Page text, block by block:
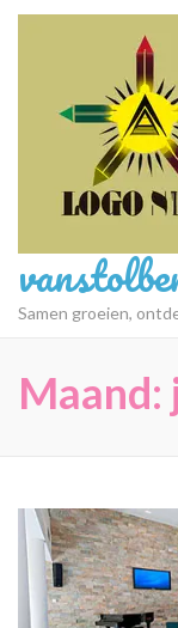
Ga
Samen groeien,
Maand: